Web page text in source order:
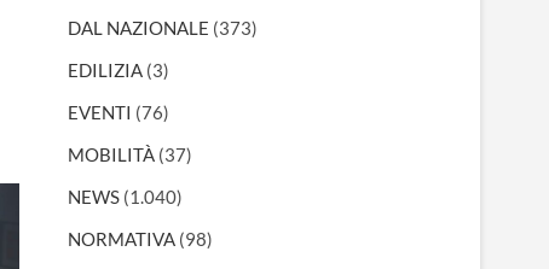
DAL NAZIONALE (373)
EDILIZIA (3)
EVENTI (76)
MOBILITÀ (37)
NEWS (1.040)
NORMATIVA (98)